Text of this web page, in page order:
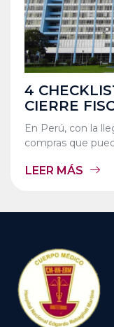
4
CIERRE
En Perú, con la
compras que
LEER MÁS